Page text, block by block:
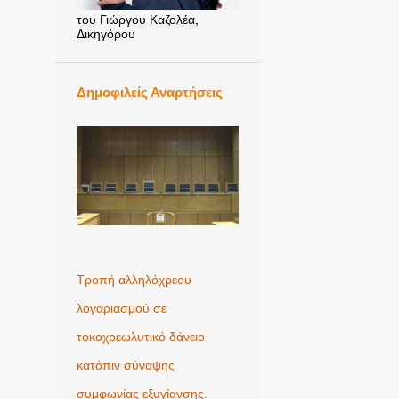
του Γιώργου Καζολέα,
Δικηγόρου
Δημοφιλείς Αναρτήσεις
Τροπή αλληλόχρεου
λογαριασμού σε
τοκοχρεωλυτικό δάνειο
κατόπιν σύναψης
συμφωνίας εξυγίανσης.